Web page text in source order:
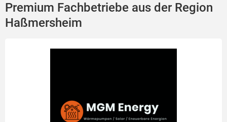
Premium Fachbetriebe aus der Region
Haßmersheim